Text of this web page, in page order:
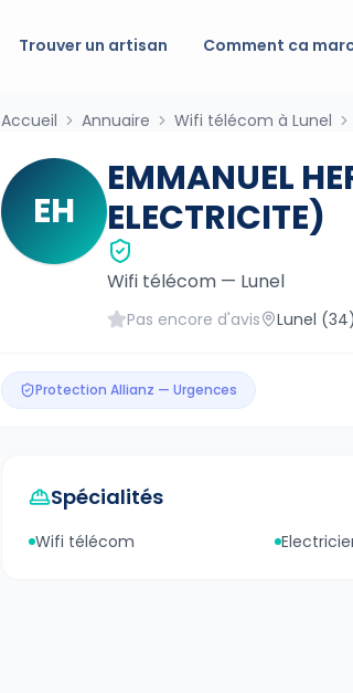
Trouver un artisan Comment ca
Accueil Annuaire Wifi télécom à Lunel
EH
EMMANUEL
ELECTRICITE)
Wifi télécom — Lunel
Pas encore d'avis Lunel (34)
Protection Allianz — Urgences
Spécialités
Wifi télécom